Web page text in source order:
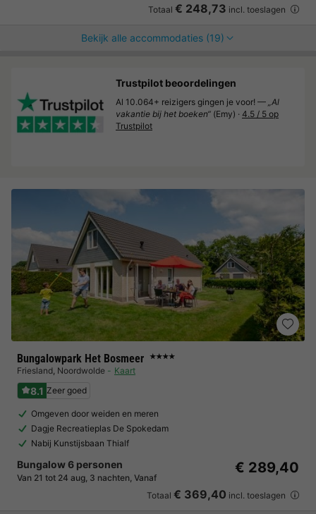
Totaal € 248,73 incl. toeslagen
Bekijk alle accommodaties (19)
Bungalowpark Het Bosmeer ★★★★
Friesland, Noordwolde Kaart
8.1 Zeer goed
Omgeven door weiden en meren
Dagje Recreatieplas De Spokedam
Nabij Kunstijsbaan Thialf
Bungalow 6 personen
Van 21 tot 24 aug, 3 nachten, Vanaf
€ 289,40
Totaal € 369,40 incl. toeslagen
Trustpilot beoordelingen
Al 10.064+ reizigers gingen je voor! — „Al
vakantie bij het boeken“ (Emy) · 4.5 / 5 op
Trustpilot